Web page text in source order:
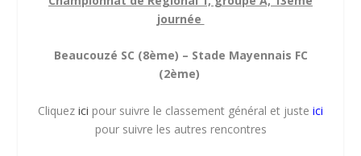
journée
Beaucouzé SC (8ème) – Stade Mayennais FC
(2ème)
Cliquez ici pour suivre le classement général et juste ici
pour suivre les autres rencontres